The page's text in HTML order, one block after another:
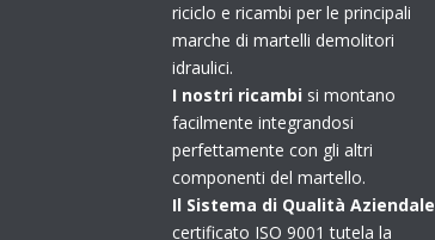
riciclo e ricambi per le principali
marche di martelli demolitori
idraulici.
I nostri ricambi si montano
facilmente integrandosi
perfettamente con gli altri
componenti del martello.
Il Sistema di Qualità Aziendale
certificato ISO 9001 tutela la